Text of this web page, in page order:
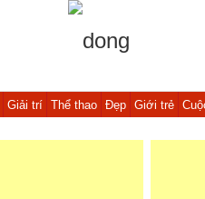
Giải trí Thể thao Đẹp Giới trẻ